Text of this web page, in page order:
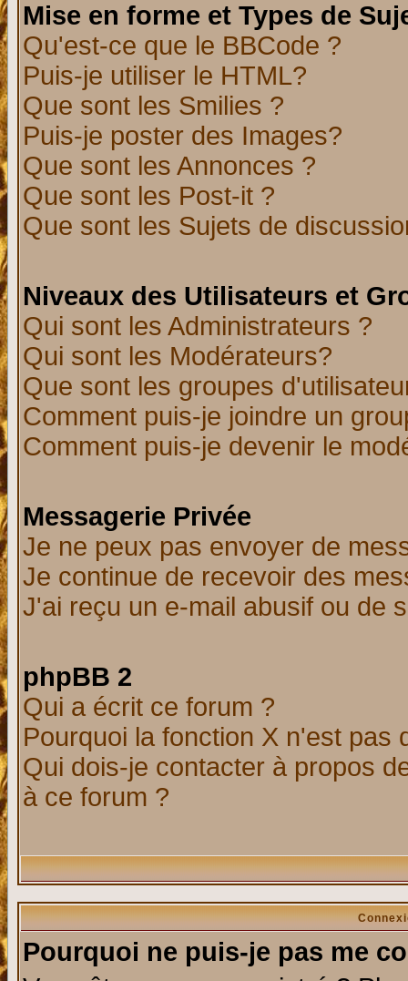
Mise en forme et Types de
Qu'est-ce que le BBCode ?
Puis-je utiliser le HTML?
Que sont les Smilies ?
Puis-je poster des Images?
Que sont les Annonces ?
Que sont les Post-it ?
Que sont les Sujets de
Niveaux des Utilisateurs et
Qui sont les Administrateurs ?
Qui sont les Modérateurs?
Que sont les groupes
Comment puis-je joindre un
Comment puis-je devenir le
Messagerie Privée
Je ne peux pas envoyer de
Je continue de recevoir des
J'ai reçu un e-mail abusif ou de
phpBB 2
Qui a écrit ce forum ?
Pourquoi la fonction X n'est pas
Qui dois-je contacter à propos
à ce forum ?
Pourquoi ne puis-je pas me